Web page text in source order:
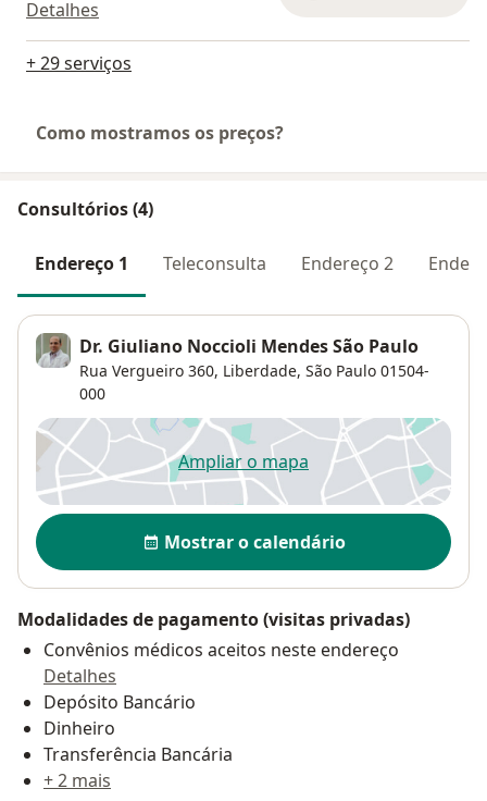
Detalhes
+ 29 serviços
Como mostramos os preços?
Consultórios (4)
Endereço 1 Teleconsulta Endereço 2
Dr. Giuliano Noccioli Mendes São Paulo
Rua Vergueiro 360, Liberdade, São Paulo 01504-
000
Ampliar o mapaabre num novo separador
Disponibilidade
Mostrar o calendário
Modalidades de pagamento (visitas privadas)
Convênios médicos aceitos neste endereço
Detalhes
Depósito Bancário
Dinheiro
Transferência Bancária
+ 2 mais